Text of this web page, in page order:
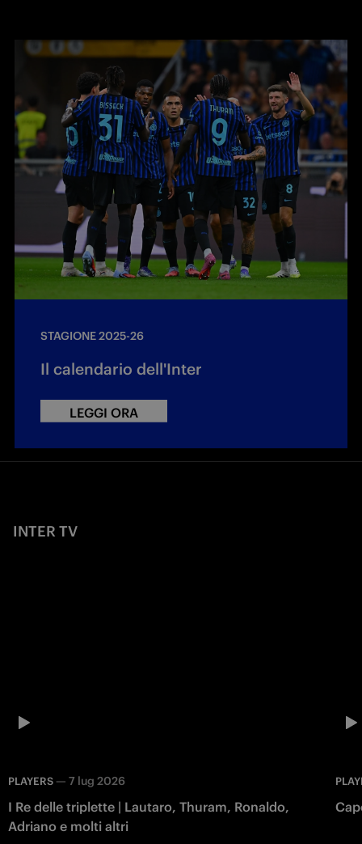
STAGIONE 2025-26
Il calendario dell'Inter
LEGGI ORA
INTER TV
PLAYERS — 7 lug 2026
I Re delle triplette | Lautaro, Thuram, Ronaldo,
Adriano e molti altri